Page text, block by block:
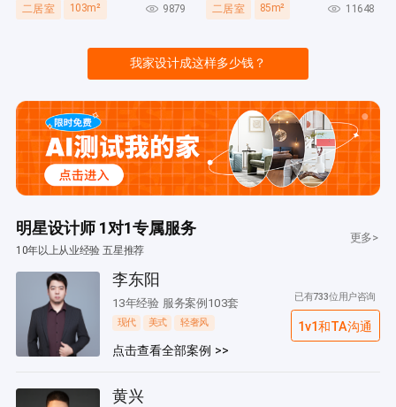
二居室 103m² 9879 二居室 85m² 11648
我家设计成这样多少钱？
明星设计师 1对1专属服务
10年以上从业经验 五星推荐
更多>
李东阳
13年经验 服务案例103套
现代 美式 轻奢风
点击查看全部案例 >>
已有733位用户咨询
1v1和TA沟通
黄兴